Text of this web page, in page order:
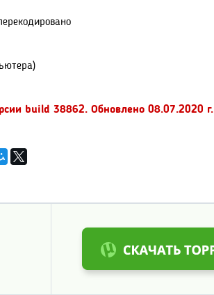
build 38862. Обновлено 08.07.2020 г.